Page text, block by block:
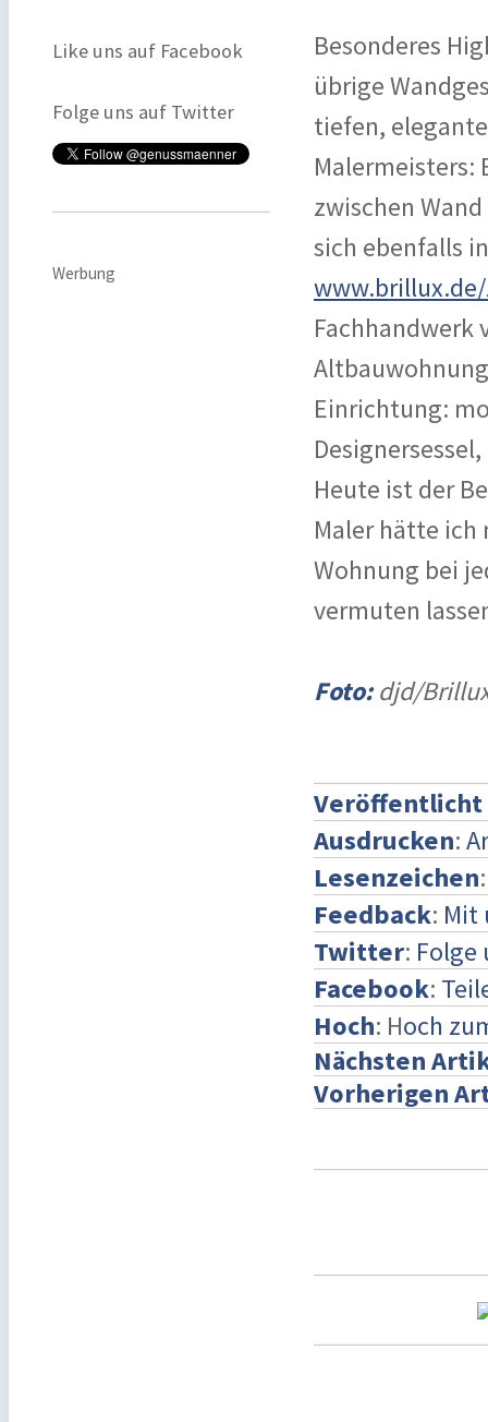
Like uns auf Facebook
Folge uns auf Twitter
Werbung
Besonderes
übrige
tiefen,
Malermeisters:
zwischen
sich ebenfalls
Fachhandwerk
Einrichtung:
Heute ist der
Maler hätte ich
Wohnung bei
vermuten
Foto:djd/
Veröffentlicht
Ausdrucken:
Lesenzeichen
Feedback: Mit
Twitter: Folge
Facebook:
Hoch: Hoch
Nächsten
Vorherigen